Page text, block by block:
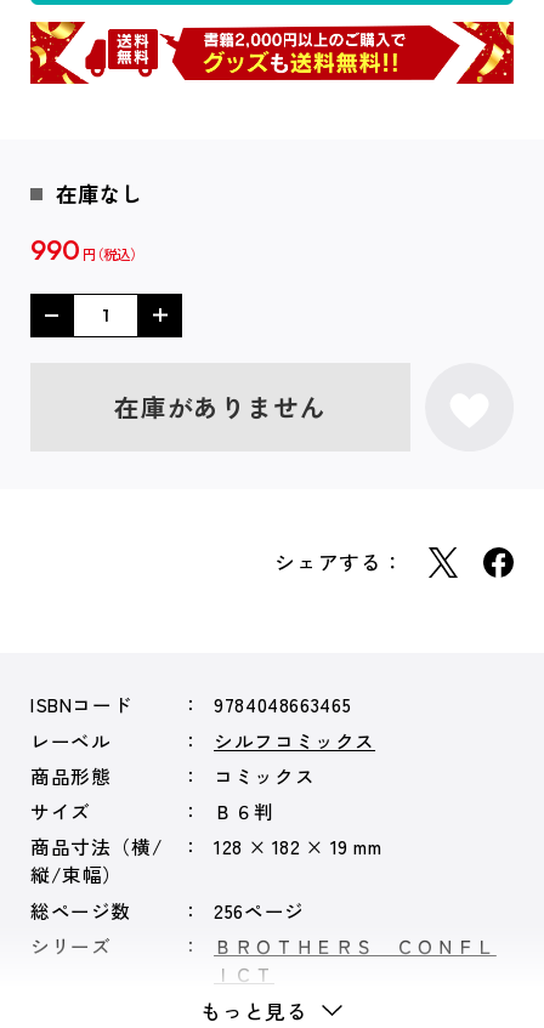
在庫なし
990 円
在庫がありません
シェアする：
ISBNコード
9784048663465
レーベル
シルフコミックス
商品形態
コミックス
サイズ
Ｂ６判
商品寸法（横/
縦/束幅）
128 × 182 × 19 mm
総ページ数
256ページ
シリーズ
ＢＲＯＴＨＥＲＳ ＣＯＮＦＬ
ＩＣＴ
もっと見る